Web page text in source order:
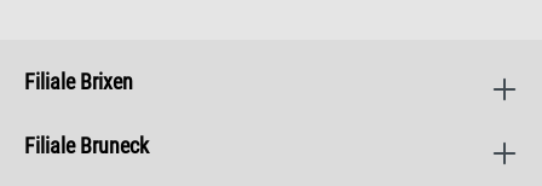
Filiale Brixen
Filiale Bruneck